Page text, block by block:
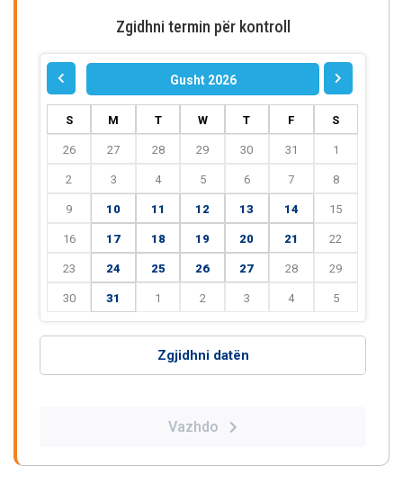
Zgidhni termin për kontroll
Gusht 2026
S M T W T F S
26 27 28 29 30 31 1
2 3 4 5 6 7 8
9 10 11 12 13 14 15
16 17 18 19 20 21 22
23 24 25 26 27 28 29
30 31 1 2 3 4 5
Zgjidhni datën
Vazhdo